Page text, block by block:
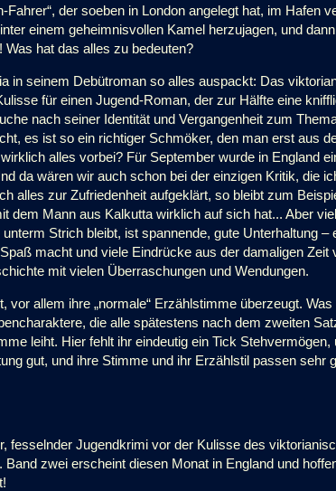
Fahrer“, der soeben in London angelegt hat, im Hafen
einem geheimnisvollen Kamel herzujagen, und
hat das alles zu bedeuten?
in seinem Debütroman so alles auspackt: Das
für einen Jugend-Roman, der zur Hälfte eine
nach seiner Identität und Vergangenheit zum
es ist so ein richtiger Schmöker, den man erst aus
alles vorbei? Für September wurde in England
da wären wir auch schon bei der einzigen Kritik, die
alles zur Zufriedenheit aufgeklärt, so bleibt zum
dem Mann aus Kalkutta wirklich auf sich hat... Aber
Strich bleibt, ist spannende, gute Unterhaltung –
macht und viele Eindrücke aus der damaligen Zeit
mit vielen Überraschungen und Wendungen.
vor allem ihre „normale“ Erzählstimme überzeugt.
die alle spätestens nach dem zweiten
leiht. Hier fehlt ihr eindeutig ein Tick Stehvermögen,
gut, und ihre Stimme und ihr Erzählstil passen sehr
fesselnder Jugendkrimi vor der Kulisse des
zwei erscheint diesen Monat in England und